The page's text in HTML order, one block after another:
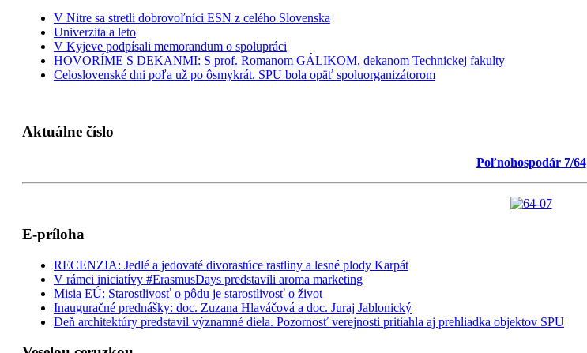
V Nitre sa stretli dobrovoľníci ESN z celého Slovenska
Univerzita a leto
V Kyjeve podpísali memorandum o spolupráci
HOVORÍME S DEKANMI: S prof. Romanom GÁLIKOM, dekanom Technickej fakulty
Celoslovenské dni poľa už po ôsmykrát. SPU bola opäť spoluorganizátorom
Aktuálne číslo
Poľnohospodár 7/64
E-príloha
RECENZIA: Jedlé a jedovaté divorastúce rastliny a lesné plody Karpát
V rámci iniciatívy #ErasmusDays predstavili aroma marketing
Misia EÚ: Starostlivosť o pôdu je starostlivosť o život
Inauguračné prednášky: doc. Zuzana Hlaváčová a doc. Juraj Jablonický
Deň architektúry predstavil významné diela. Pozornosť verejnosti pritiahla aj prehliadka objektov SPU